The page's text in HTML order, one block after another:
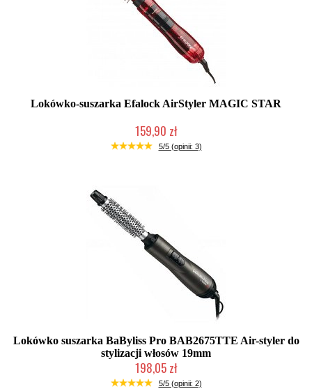
Lokówko-suszarka Efalock AirStyler MAGIC STAR
159,90 zł
Duża ilość (wysyłka w 24h)
5/5 (opinii: 3)
Lokówko suszarka BaByliss Pro BAB2675TTE Air-styler do
stylizacji włosów 19mm
198,05 zł
Mała ilość (wysyłka w 24h)
5/5 (opinii: 2)